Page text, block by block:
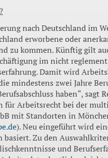
nach Deutschland im
erworbene oder
zu kommen. Künftig gilt
im nicht
Damit wird
mindestens zwei Jahre
haben“, sagt
für Arbeitsrecht bei der
mit Standorten in
). Neu eingeführt wird
basiert. Zu den
und